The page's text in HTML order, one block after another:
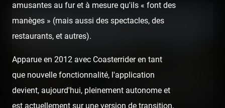
amusantes au fur et à mesure qu'ils « font des
manèges » (mais aussi des spectacles, des
restaurants, et autres).
Apparue en 2012 avec Coasterrider en tant
que nouvelle fonctionnalité, l'application
devient, aujourd'hui, pleinement autonome et
est actuellement sur une version de transition.